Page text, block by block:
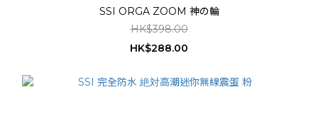
SSI ORGA ZOOM 神の輪
HK$398.00
HK$288.00